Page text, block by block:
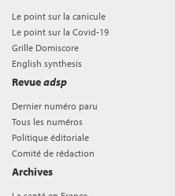
Le point sur la canicule
Le point sur la Covid-19
Grille Domiscore
English synthesis
Revueadsp
Dernier numéro paru
Tous les numéros
Politique éditoriale
Comité de rédaction
Archives